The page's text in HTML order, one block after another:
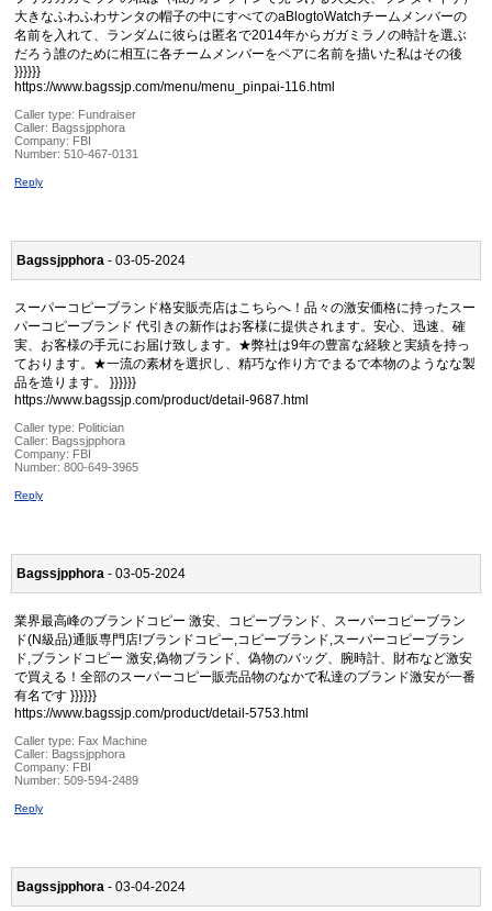
大きなふわふわサンタの帽子の中にすべてのaBlogtoWatchチームメンバーの
名前を入れて、ランダムに彼らは匿名で2014年からガガミラノの時計を選ぶ
だろう誰のために相互に各チームメンバーをペアに名前を描いた私はその後
}}}}}}
https://www.bagssjp.com/menu/menu_pinpai-116.html
Caller type: Fundraiser
Caller: Bagssjpphora
Company: FBI
Number: 510-467-0131
Reply
Bagssjpphora - 03-05-2024
スーパーコピーブランド格安販売店はこちらへ！品々の激安価格に持ったスー
パーコピーブランド 代引きの新作はお客様に提供されます。安心、迅速、確
実、お客様の手元にお届け致します。★弊社は9年の豊富な経験と実績を持っ
ております。★一流の素材を選択し、精巧な作り方でまるで本物のようなな製
品を造ります。 }}}}}}
https://www.bagssjp.com/product/detail-9687.html
Caller type: Politician
Caller: Bagssjpphora
Company: FBI
Number: 800-649-3965
Reply
Bagssjpphora - 03-05-2024
業界最高峰のブランドコピー 激安、コピーブランド、スーパーコピーブラン
ド(N級品)通販専門店!ブランドコピー,コピーブランド,スーパーコピーブラン
ド,ブランドコピー 激安,偽物ブランド、偽物のバッグ、腕時計、財布など激安
で買える！全部のスーパーコピー販売品物のなかで私達のブランド激安が一番
有名です }}}}}}
https://www.bagssjp.com/product/detail-5753.html
Caller type: Fax Machine
Caller: Bagssjpphora
Company: FBI
Number: 509-594-2489
Reply
Bagssjpphora - 03-04-2024